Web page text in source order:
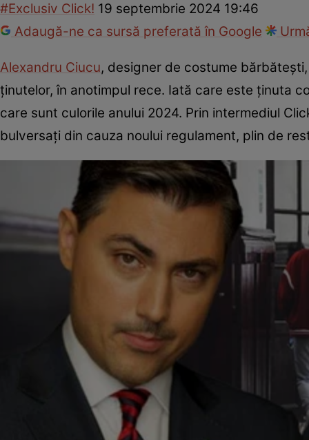
#Exclusiv Click! 19 septembrie 2024 19:46
Adaugă-ne ca sursă preferată în Google
Alexandru Ciucu, designer de costume
ținutelor, în anotimpul rece. Iată care este ținuta
care sunt culorile anului 2024. Prin intermediul
bulversați din cauza noului regulament, plin de